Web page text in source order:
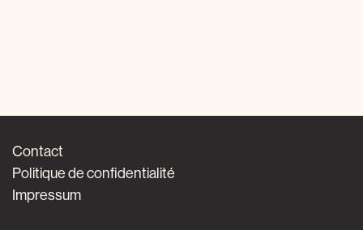
Contact
Politique de confidentialité
Impressum